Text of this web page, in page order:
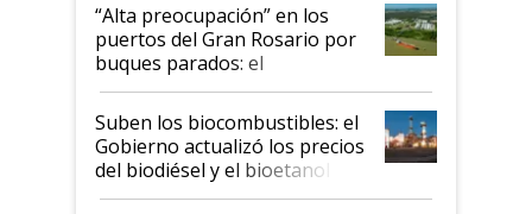
“Alta preocupación” en los
puertos del Gran Rosario por
buques parados: el
funcionamiento de las
exportadoras en tensión tras
la medida de fuerza de los
prácticos
Suben los biocombustibles: el
Gobierno actualizó los precios
del biodiésel y el bioetanol